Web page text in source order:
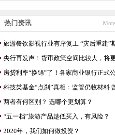
热门资讯 More
旅游餐饮影视行业有序复工 “灾后重建”
实招
央行再发声！货币政策空间比较大，将
灵活适度！
房贷利率“换锚”了！各家商业银行正式
操作细则
科技类基金“点刹”真相：监管仍收材料
底发售
两者有何区别？ 选哪个更划算？
“五一档”旅游产品趁低买入，有风险？
2020年，我们如何做投资？